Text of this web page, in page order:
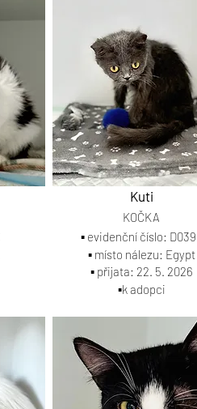
Kuti
▪️ evidenční číslo: D039
▪️ místo nálezu: Egypt
▪️ přijata: 22. 5. 2026
▪️k adopci
KOČKA